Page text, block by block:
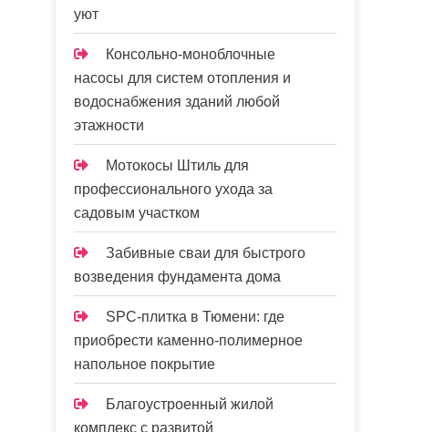
уют
Консольно-моноблочные
насосы для систем отопления и
водоснабжения зданий любой
этажности
Мотокосы Штиль для
профессионального ухода за
садовым участком
Забивные сваи для быстрого
возведения фундамента дома
SPC-плитка в Тюмени: где
приобрести каменно-полимерное
напольное покрытие
Благоустроенный жилой
комплекс с развитой